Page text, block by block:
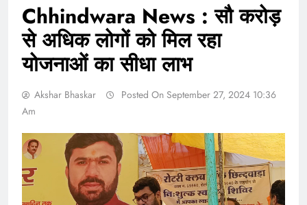
Chhindwara News : सौ करोड़
से अधिक लोगों को मिल रहा
योजनाओं का सीधा लाभ
Akshar Bhaskar
Posted On September 27, 2024 10:36
Am